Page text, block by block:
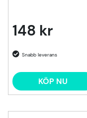
148 kr
KÖP NU